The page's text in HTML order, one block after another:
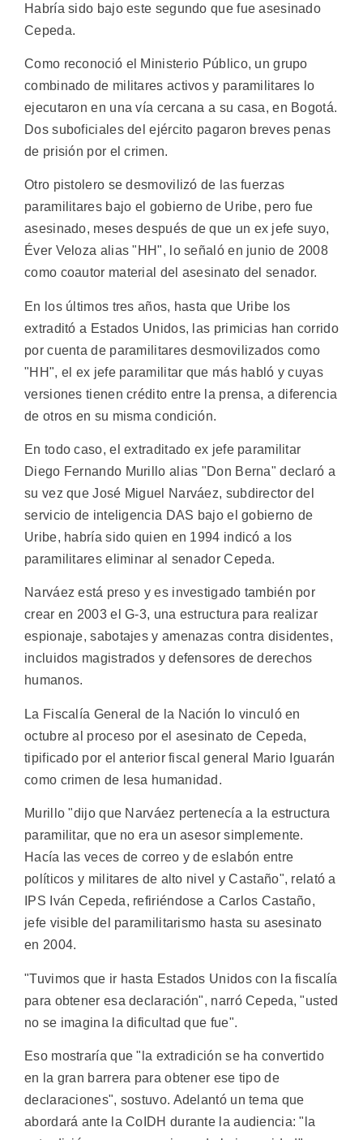
Habría sido bajo este segundo que fue asesinado
Cepeda.
Como reconoció el Ministerio Público, un grupo
combinado de militares activos y paramilitares lo
ejecutaron en una vía cercana a su casa, en Bogotá.
Dos suboficiales del ejército pagaron breves penas
de prisión por el crimen.
Otro pistolero se desmovilizó de las fuerzas
paramilitares bajo el gobierno de Uribe, pero fue
asesinado, meses después de que un ex jefe suyo,
Éver Veloza alias "HH", lo señaló en junio de 2008
como coautor material del asesinato del senador.
En los últimos tres años, hasta que Uribe los
extraditó a Estados Unidos, las primicias han corrido
por cuenta de paramilitares desmovilizados como
"HH", el ex jefe paramilitar que más habló y cuyas
versiones tienen crédito entre la prensa, a diferencia
de otros en su misma condición.
En todo caso, el extraditado ex jefe paramilitar
Diego Fernando Murillo alias "Don Berna" declaró a
su vez que José Miguel Narváez, subdirector del
servicio de inteligencia DAS bajo el gobierno de
Uribe, habría sido quien en 1994 indicó a los
paramilitares eliminar al senador Cepeda.
Narváez está preso y es investigado también por
crear en 2003 el G-3, una estructura para realizar
espionaje, sabotajes y amenazas contra disidentes,
incluidos magistrados y defensores de derechos
humanos.
La Fiscalía General de la Nación lo vinculó en
octubre al proceso por el asesinato de Cepeda,
tipificado por el anterior fiscal general Mario Iguarán
como crimen de lesa humanidad.
Murillo "dijo que Narváez pertenecía a la estructura
paramilitar, que no era un asesor simplemente.
Hacía las veces de correo y de eslabón entre
políticos y militares de alto nivel y Castaño", relató a
IPS Iván Cepeda, refiriéndose a Carlos Castaño,
jefe visible del paramilitarismo hasta su asesinato
en 2004.
"Tuvimos que ir hasta Estados Unidos con la fiscalía
para obtener esa declaración", narró Cepeda, "usted
no se imagina la dificultad que fue".
Eso mostraría que "la extradición se ha convertido
en la gran barrera para obtener ese tipo de
declaraciones", sostuvo. Adelantó un tema que
abordará ante la CoIDH durante la audiencia: "la